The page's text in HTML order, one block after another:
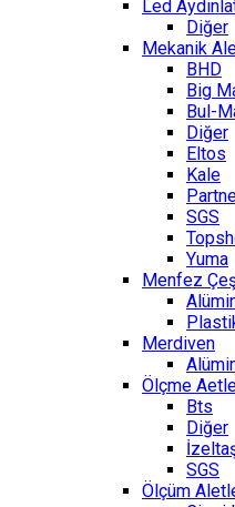
Led
Diğer
Mekanik
BHD
Big
Bul-
Diğer
Eltos
Kale
SGS
Yuma
Menfez
Merdiven
Ölçme
Bts
Diğer
SGS
Ölçüm